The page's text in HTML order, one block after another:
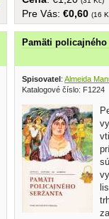
Pre Vás: €0,60 (16
Pamäti policajného
Spisovatel: Almeida
Katalogové číslo: F1224